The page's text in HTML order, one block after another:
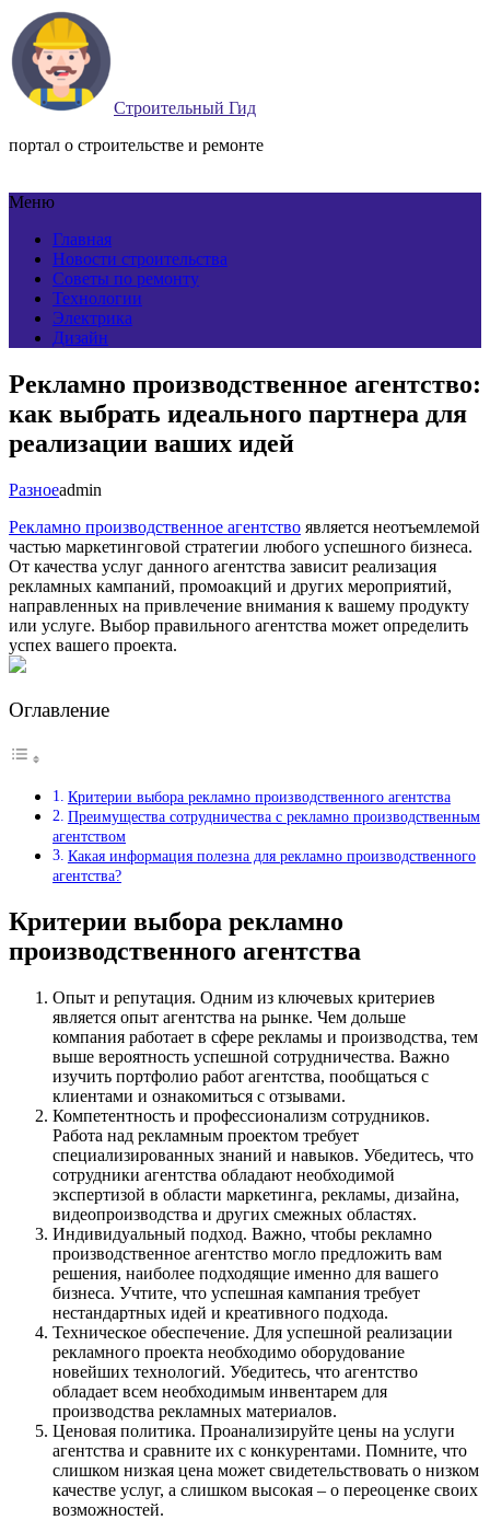
Строительный Гид
портал о строительстве и ремонте
Меню
Главная
Новости строительства
Советы по ремонту
Технологии
Электрика
Дизайн
Рекламно производственное агентство:
как выбрать идеального партнера для
реализации ваших идей
Разноеadmin
Рекламно производственное агентство является неотъемлемой
частью маркетинговой стратегии любого успешного бизнеса.
От качества услуг данного агентства зависит реализация
рекламных кампаний, промоакций и других мероприятий,
направленных на привлечение внимания к вашему продукту
или услуге. Выбор правильного агентства может определить
успех вашего проекта.
Оглавление
Критерии выбора рекламно производственного агентства
Преимущества сотрудничества с рекламно производственным
агентством
Какая информация полезна для рекламно производственного
агентства?
Критерии выбора рекламно
производственного агентства
Опыт и репутация. Одним из ключевых критериев
является опыт агентства на рынке. Чем дольше
компания работает в сфере рекламы и производства, тем
выше вероятность успешной сотрудничества. Важно
изучить портфолио работ агентства, пообщаться с
клиентами и ознакомиться с отзывами.
Компетентность и профессионализм сотрудников.
Работа над рекламным проектом требует
специализированных знаний и навыков. Убедитесь, что
сотрудники агентства обладают необходимой
экспертизой в области маркетинга, рекламы, дизайна,
видеопроизводства и других смежных областях.
Индивидуальный подход. Важно, чтобы рекламно
производственное агентство могло предложить вам
решения, наиболее подходящие именно для вашего
бизнеса. Учтите, что успешная кампания требует
нестандартных идей и креативного подхода.
Техническое обеспечение. Для успешной реализации
рекламного проекта необходимо оборудование
новейших технологий. Убедитесь, что агентство
обладает всем необходимым инвентарем для
производства рекламных материалов.
Ценовая политика. Проанализируйте цены на услуги
агентства и сравните их с конкурентами. Помните, что
слишком низкая цена может свидетельствовать о низком
качестве услуг, а слишком высокая – о переоценке своих
возможностей.